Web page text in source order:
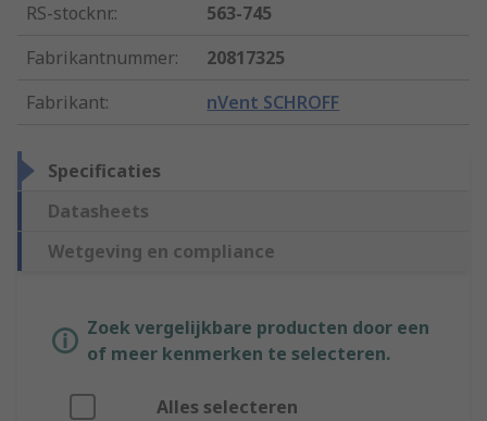
RS-stocknr.:
563-745
Fabrikantnummer:
20817325
Fabrikant: nVent SCHROFF
Specificaties
Datasheets
Wetgeving en compliance
Zoek vergelijkbare producten door een
of meer kenmerken te selecteren.
Alles selecteren